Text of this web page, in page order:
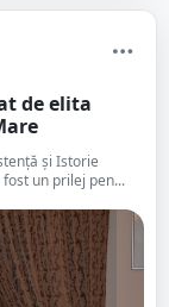
de elita
și Istorie
fost un prilej pen...